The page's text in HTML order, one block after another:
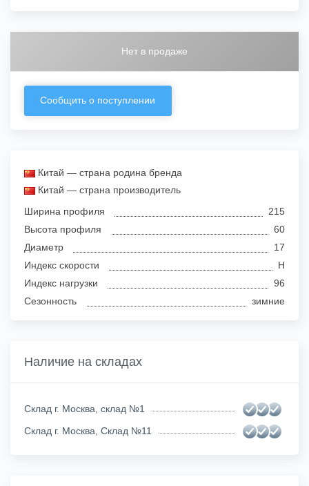
Нет в продаже
Сообщить о поступлении
Китай — страна родина бренда
Китай — страна производитель
Ширина профиля
215
Высота профиля
60
Диаметр
17
Индекс скорости
H
Индекс нагрузки
96
Сезонность
зимние
Наличие на складах
Склад г. Москва, склад №1
Склад г. Москва, Склад №11